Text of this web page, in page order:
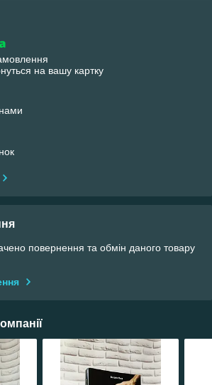
на вашу картку
повернення та обмін даного товару